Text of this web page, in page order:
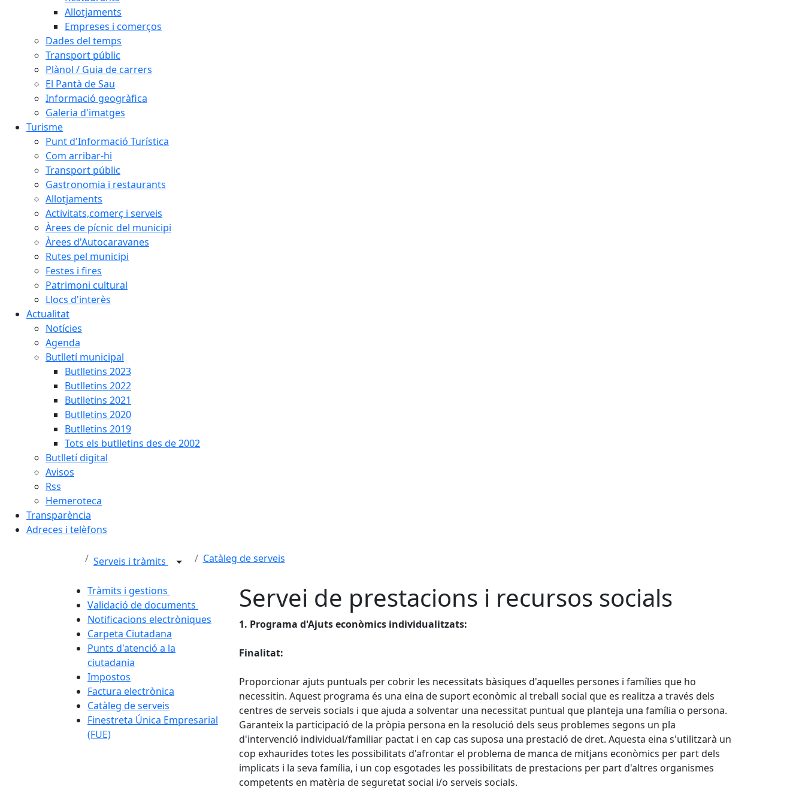
Allotjaments
Empreses i comerços
Dades del temps
Transport públic
Plànol / Guia de carrers
El Pantà de Sau
Informació geogràfica
Galeria d'imatges
Turisme
Punt d'Informació Turística
Com arribar-hi
Transport públic
Gastronomia i restaurants
Allotjaments
Activitats,comerç i serveis
Àrees de pícnic del municipi
Àrees d'Autocaravanes
Rutes pel municipi
Festes i fires
Patrimoni cultural
Llocs d'interès
Actualitat
Notícies
Agenda
Butlletí municipal
Butlletins 2023
Butlletins 2022
Butlletins 2021
Butlletins 2020
Butlletins 2019
Tots els butlletins des de 2002
Butlletí digital
Avisos
Rss
Hemeroteca
Transparència
Adreces i telèfons
Serveis i tràmits Catàleg de serveis
Tràmits i gestions
Validació de documents
Notificacions electròniques
Carpeta Ciutadana
Punts d'atenció a la
ciutadania
Impostos
Factura electrònica
Catàleg de serveis
Finestreta Única Empresarial
(FUE)
Servei de prestacions i recursos socials
1. Programa d'Ajuts econòmics individualitzats:
Finalitat:
Proporcionar ajuts puntuals per cobrir les necessitats bàsiques d'aquelles persones i famílies que ho
necessitin. Aquest programa és una eina de suport econòmic al treball social que es realitza a través dels
centres de serveis socials i que ajuda a solventar una necessitat puntual que planteja una família o persona.
Garanteix la participació de la pròpia persona en la resolució dels seus problemes segons un pla
d'intervenció individual/familiar pactat i en cap cas suposa una prestació de dret. Aquesta eina s'utilitzarà un
cop exhaurides totes les possibilitats d'afrontar el problema de manca de mitjans econòmics per part dels
implicats i la seva família, i un cop esgotades les possibilitats de prestacions per part d'altres organismes
competents en matèria de seguretat social i/o serveis socials.